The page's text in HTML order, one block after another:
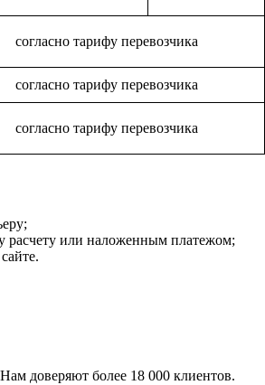
согласно тарифу перевозчика
согласно тарифу перевозчика
согласно тарифу перевозчика
расчету или наложенным платежом;
доверяют более 18 000 клиентов.